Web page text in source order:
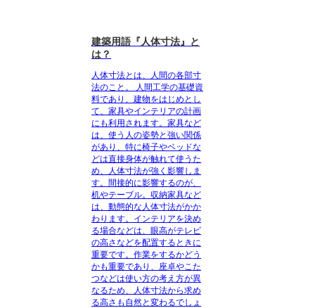
建築用語『人体寸法』と
は？
人体寸法とは、人間の各部寸
法のこと。
人間工学の基礎資
料であり、建物をはじめとし
て、家具やインテリアの計画
にも利用されます。家具など
は、使う人の姿勢と強い関係
があり、特に椅子やベッドな
どは直接身体が触れて使うた
め、人体寸法が強く影響しま
す。間接的に影響するのが、
机やテーブル。収納家具など
は、動態的な人体寸法がかか
わります。インテリアを決め
る場合などは、眼高がテレビ
の高さなどを配置するときに
重要です。作業をするかどう
かも重要であり、座卓やこた
つなどは使い方の考え方が異
なるため、人体寸法から求め
る高さも自然と変わるでしょ